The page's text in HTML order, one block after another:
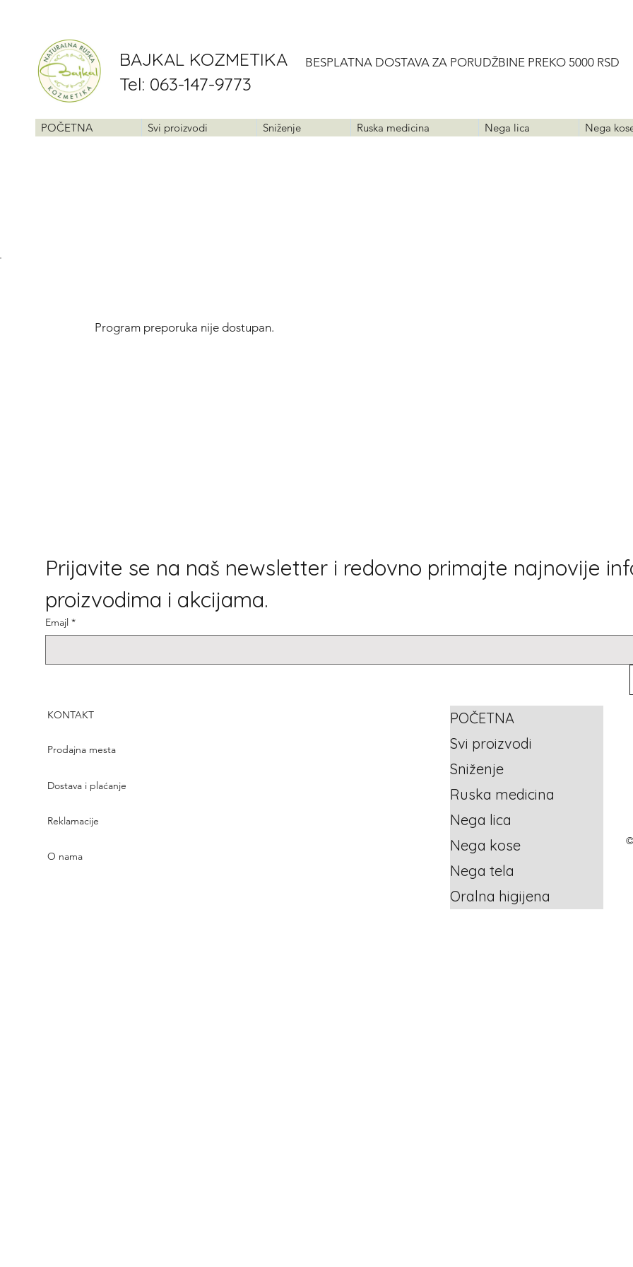
BAJKAL KOZMETIKA
Tel: 063-147-9773
BESPLATNA DOSTAVA ZA PORUDŽBINE PREKO 5000 RSD
POČETNA Svi proizvodi Sniženje Ruska medicina Nega lica Nega
Program preporuka nije dostupan.
Prijavite se na naš newsletter i redovno primajte najnovije
proizvodima i akcijama.
Emajl *
KONTAKT
Prodajna mesta
Dostava i plaćanje
Reklamacije
O nama
POČETNA
Svi proizvodi
Sniženje
Ruska medicina
Nega lica
Nega kose
Nega tela
Oralna higijena